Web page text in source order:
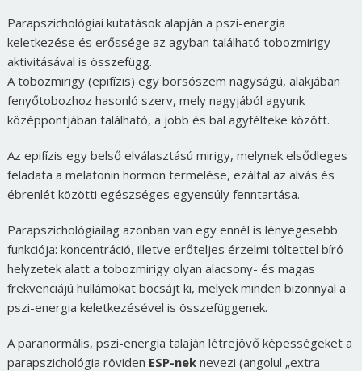
Parapszichológiai kutatások alapján a pszi-energia
keletkezése és erőssége az agyban található tobozmirigy
aktivitásával is összefügg.
A tobozmirigy (epifízis) egy borsószem nagyságú, alakjában
fenyőtobozhoz hasonló szerv, mely nagyjából agyunk
középpontjában található, a jobb és bal agyfélteke között.
Az epifízis egy belső elválasztású mirigy, melynek elsődleges
feladata a melatonin hormon termelése, ezáltal az alvás és
ébrenlét közötti egészséges egyensúly fenntartása.
Parapszichológiailag azonban van egy ennél is lényegesebb
funkciója: koncentráció, illetve erőteljes érzelmi töltettel bíró
helyzetek alatt a tobozmirigy olyan alacsony- és magas
frekvenciájú hullámokat bocsájt ki, melyek minden bizonnyal a
pszi-energia keletkezésével is összefüggenek.
A paranormális, pszi-energia talaján létrejövő képességeket a
parapszichológia röviden ESP-neknevezi (angolul „extra